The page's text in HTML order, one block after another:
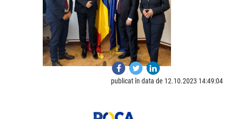
publicat în data de 12.10.2023 14:49:04